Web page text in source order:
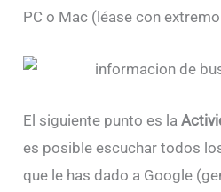
PC o Mac (léase con
El siguiente punto es la
es posible escuchar todos
que le has dado a Google